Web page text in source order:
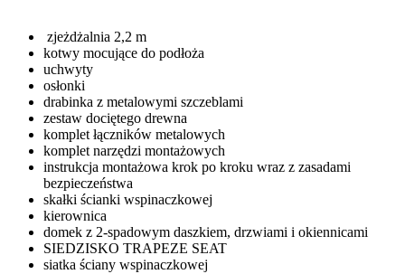
zjeżdżalnia 2,2 m
kotwy mocujące do podłoża
uchwyty
osłonki
drabinka z metalowymi szczeblami
zestaw dociętego drewna
komplet łączników metalowych
komplet narzędzi montażowych
instrukcja montażowa krok po kroku wraz z zasadami
bezpieczeństwa
skałki ścianki wspinaczkowej
kierownica
domek z 2-spadowym daszkiem, drzwiami i okiennicami
SIEDZISKO TRAPEZE SEAT
siatka ściany wspinaczkowej